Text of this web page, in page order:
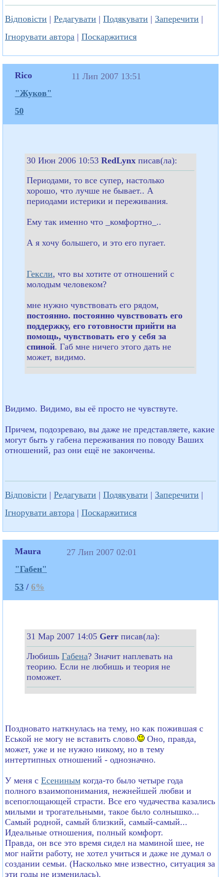
Відповісти | Редагувати | Подякувати | Заперечити |
Ігнорувати автора | Поскаржитися
Rico
"Жуков"
50
11 Лип 2007 13:51
30 Июн 2006 10:53 RedLynx писав(ла):
Периодами, то все супер, настолько
хорошо, что лучше не бывает.. А
периодами истерики и переживания.
Ему так именно что _комфортно_..
А я хочу большего, и это его пугает.
Гексли, что вы хотите от отношений с
молодым человеком?
мне нужно чувствовать его рядом,
постоянно. постоянно чувствовать его
поддержку, его готовности прийти на
помощь, чувствовать его у себя за
спиной. Габ мне ничего этого дать не
может, видимо.
Видимо. Видимо, вы её просто не чувствуте.
Причем, подозреваю, вы даже не представляете, какие
могут быть у габена переживания по поводу Ваших
отношений, раз они ещё не закончены.
Відповісти | Редагувати | Подякувати | Заперечити |
Ігнорувати автора | Поскаржитися
Maura
"Габен"
53 / 6%
27 Лип 2007 02:01
31 Мар 2007 14:05 Gerr писав(ла):
Любишь Габена? Значит наплевать на
теорию. Если не любишь и теория не
поможет.
Поздновато наткнулась на тему, но как пожившая с
Еськой не могу не вставить слово.
Оно, правда,
может, уже и не нужно никому, но в тему
интертипных отношений - однозначно.
У меня с Есениным когда-то было четыре года
полного взаимопонимания, нежнейшей любви и
всепоглощающей страсти. Все его чудачества казались
милыми и трогательными, такое было солнышко...
Самый родной, самый близкий, самый-самый...
Идеальные отношения, полный комфорт.
Правда, он все это время сидел на маминой шее, не
мог найти работу, не хотел учиться и даже не думал о
создании семьи. (Насколько мне известно, ситуация за
эти годы не изменилась).